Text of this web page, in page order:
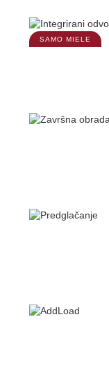
SAMO MIELE